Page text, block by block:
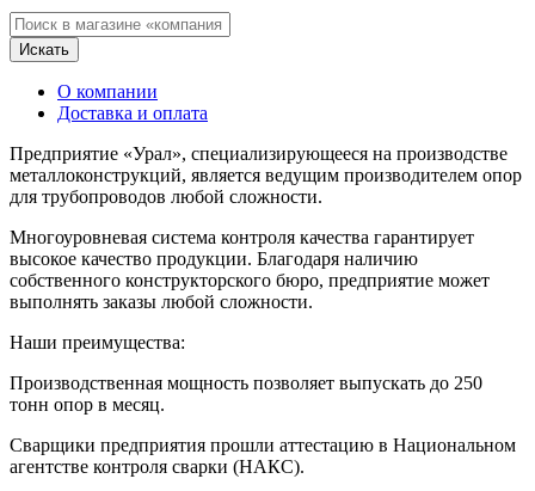
Искать
О компании
Доставка и оплата
Предприятие «Урал», специализирующееся на производстве
металлоконструкций, является ведущим производителем опор
для трубопроводов любой сложности.
Многоуровневая система контроля качества гарантирует
высокое качество продукции. Благодаря наличию
собственного конструкторского бюро, предприятие может
выполнять заказы любой сложности.
Наши преимущества:
Производственная мощность позволяет выпускать до 250
тонн опор в месяц.
Сварщики предприятия прошли аттестацию в Национальном
агентстве контроля сварки (НАКС).